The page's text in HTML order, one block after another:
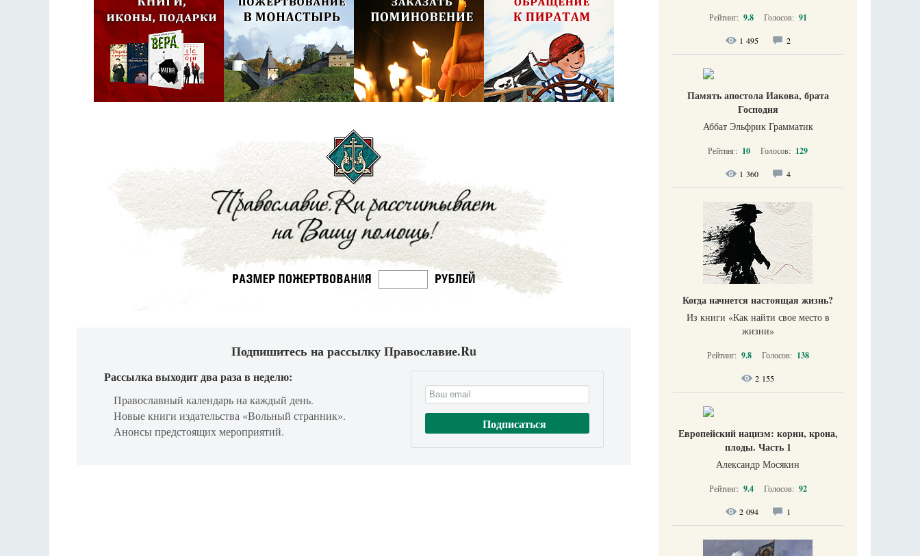
Подпишитесь на рассылку Православие.Ru
Рассылка выходит два раза в неделю:
Православный календарь на каждый день.
Новые книги издательства «Вольный странник».
Анонсы предстоящих мероприятий.
Рейтинг: 9.8 Голосов: 91
1 495 2
Память апостола Иакова, брата
Господня
Аббат Эльфрик Грамматик
Рейтинг: 10 Голосов: 129
1 360 4
Когда начнется настоящая жизнь?
Из книги «Как найти свое место в
жизни​»
Рейтинг: 9.8 Голосов: 138
2 155
Европейский нацизм: корни, крона,
плоды. Часть 1
Александр Мосякин
Рейтинг: 9.4 Голосов: 92
2 094 1